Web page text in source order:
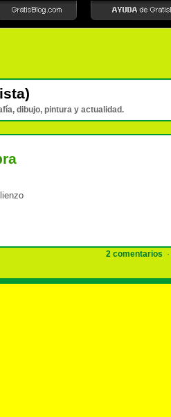
dibujo, pintura y actualidad.
2 comentarios